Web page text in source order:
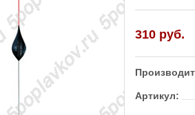
310 руб.
Артикул: